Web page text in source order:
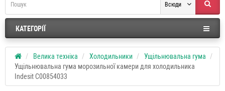
Всюди
КАТЕГОРІЇ
Велика техніка Холодильники
Ущільнювальна гума
Ущільнювальна гума морозильної камери для холодильника
Indesit C00854033